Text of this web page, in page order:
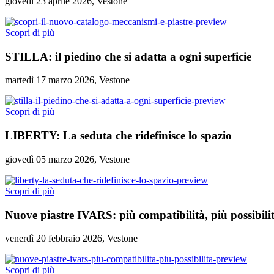
Scopri di più
STILLA: il piedino che si adatta a ogni superficie
martedì 17 marzo 2026, Vestone
Scopri di più
LIBERTY: La seduta che ridefinisce lo spazio
giovedì 05 marzo 2026, Vestone
Scopri di più
Nuove piastre IVARS: più compatibilità, più
venerdì 20 febbraio 2026, Vestone
Scopri di più